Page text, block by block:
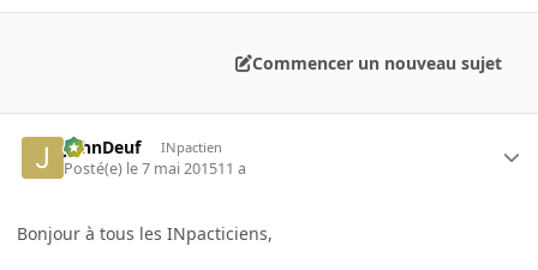
Commencer un nouveau sujet
JohnDeuf INpactien
Posté(e) le 7 mai 201511 a
Bonjour à tous les INpacticiens,